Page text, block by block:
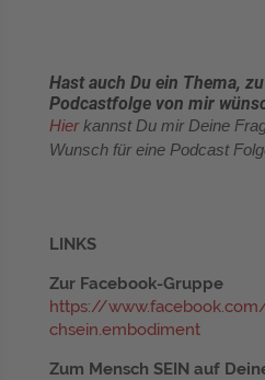
Hast auch Du ein Thema,
Podcastfolge von mir
Hierkannst Du mir Deine
Wunsch für eine Podcast
LINKS
Zur Facebook-Gruppe
https://
chsein.embodiment
Zum Mensch SEIN auf